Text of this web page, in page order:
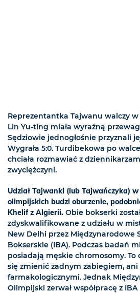
Reprezentantka Tajwanu walczy
Lin Yu-ting miała wyraźną
Sędziowie jednogłośnie przyznali
Wygrała 5:0. Turdibekowa po
chciała rozmawiać z
zwyciężczyni.
Udział Tajwanki (lub Tajwańczyka)
olimpijskich budzi oburzenie,
Khelif z Algierii. Obie bokserki
zdyskwalifikowane z udziału w
New Delhi przez Międzynarodowe
Bokserskie (IBA). Podczas badań
posiadają męskie chromosomy. To
się zmienić żadnym zabiegiem,
farmakologicznymi. Jednak
Olimpijski zerwał współpracę z IBA